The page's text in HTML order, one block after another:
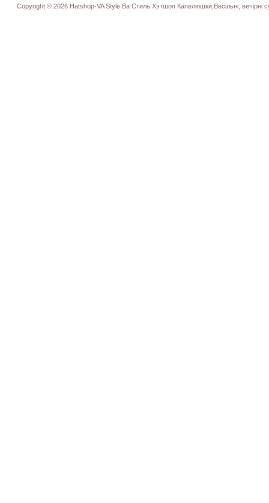
Copyright © 2026 Hatshop-VA Style Ва Стиль Хэтшоп Капелюшки,Весільні, вечірні